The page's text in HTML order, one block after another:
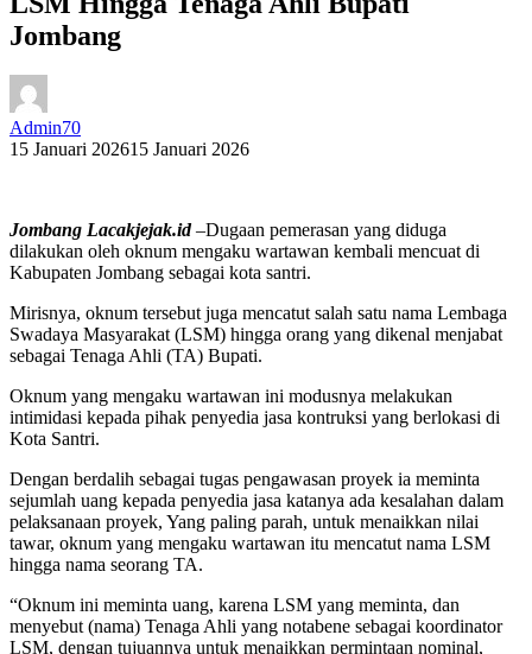
Jombang
Admin70
15 Januari 202615 Januari 2026
Jombang Lacakjejak.id–Dugaan pemerasan yang diduga
dilakukan oleh oknum mengaku wartawan kembali mencuat di
Kabupaten Jombang sebagai kota santri.
Mirisnya, oknum tersebut juga mencatut salah satu nama Lembaga
Swadaya Masyarakat (LSM) hingga orang yang dikenal menjabat
sebagai Tenaga Ahli (TA) Bupati.
Oknum yang mengaku wartawan ini modusnya melakukan
intimidasi kepada pihak penyedia jasa kontruksi yang berlokasi di
Kota Santri.
Dengan berdalih sebagai tugas pengawasan proyek ia meminta
sejumlah uang kepada penyedia jasa katanya ada kesalahan dalam
pelaksanaan proyek, Yang paling parah, untuk menaikkan nilai
tawar, oknum yang mengaku wartawan itu mencatut nama LSM
hingga nama seorang TA.
“Oknum ini meminta uang, karena LSM yang meminta, dan
menyebut (nama) Tenaga Ahli yang notabene sebagai koordinator
LSM, dengan tujuannya untuk menaikkan permintaan nominal,